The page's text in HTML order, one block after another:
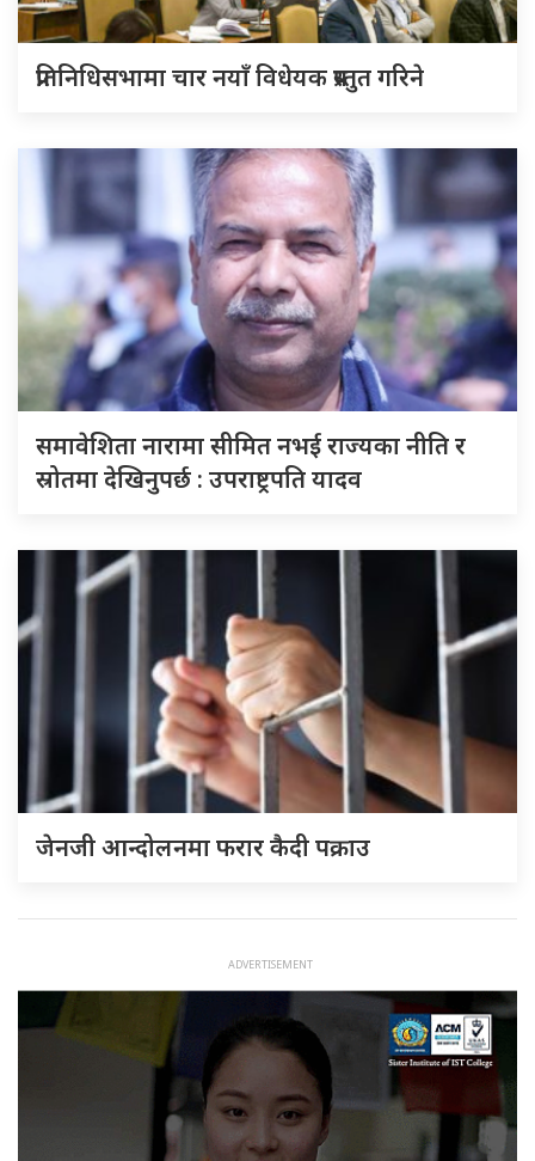
प्रतिनिधिसभामा चार नयाँ विधेयक प्रस्तुत गरिने
समावेशिता नारामा सीमित नभई राज्यका नीति र
स्रोतमा देखिनुपर्छ : उपराष्ट्रपति यादव
जेनजी आन्दोलनमा फरार कैदी पक्राउ